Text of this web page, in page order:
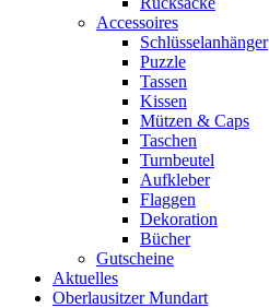
Accessoires
Schlüsselanhänger
Puzzle
Tassen
Kissen
Mützen & Caps
Taschen
Turnbeutel
Aufkleber
Flaggen
Dekoration
Bücher
Gutscheine
Aktuelles
Oberlausitzer Mundart